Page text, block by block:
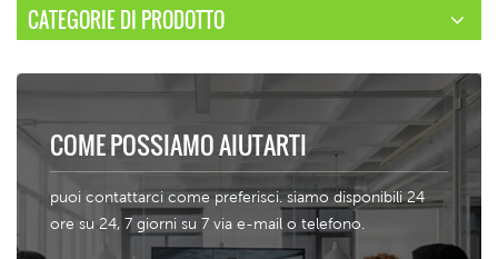
CATEGORIE DI PRODOTTO
COME POSSIAMO AIUTARTI
puoi contattarci come preferisci. siamo disponibili 24
ore su 24, 7 giorni su 7 via e-mail o telefono.